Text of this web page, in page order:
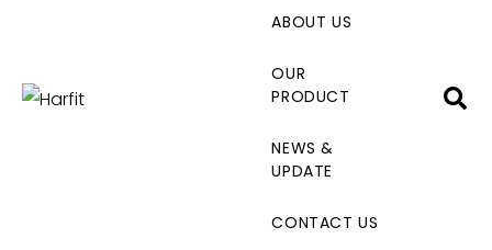
ABOUT US
OUR
PRODUCT
NEWS &
UPDATE
CONTACT US